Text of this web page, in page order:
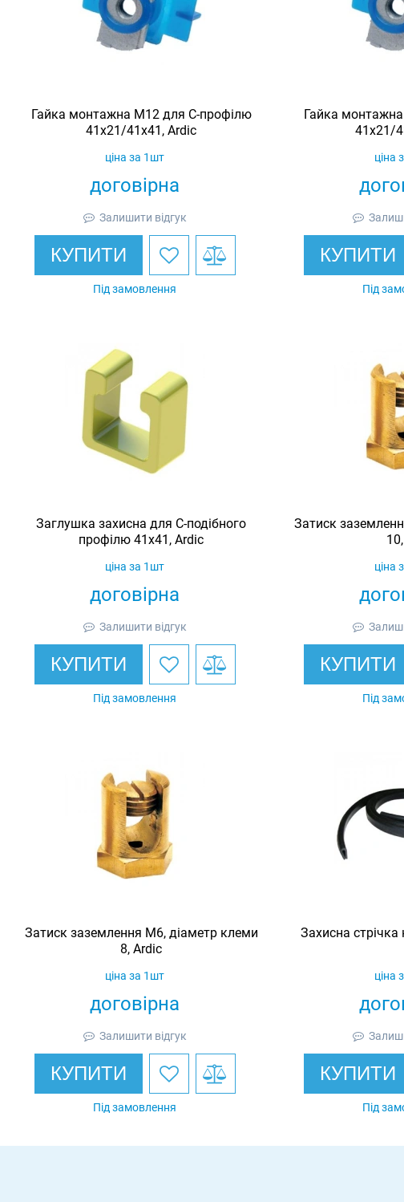
Гайка монтажна M12 для C-профілю
41х21/41х41, Ardic
договірна
ціна за 1шт
Залишити відгук
КУПИТИ
Під замовлення
Гайка
41х21/
ціна
КУПИТИ
Під
Заглушка захисна для С-подібного
профілю 41х41, Ardic
договірна
ціна за 1шт
Залишити відгук
КУПИТИ
Під замовлення
Затиск
ціна
КУПИТИ
Під
Затиск заземлення M6, діаметр клеми
8, Ardic
договірна
ціна за 1шт
Залишити відгук
КУПИТИ
Під замовлення
Захисна
ціна
КУПИТИ
Під